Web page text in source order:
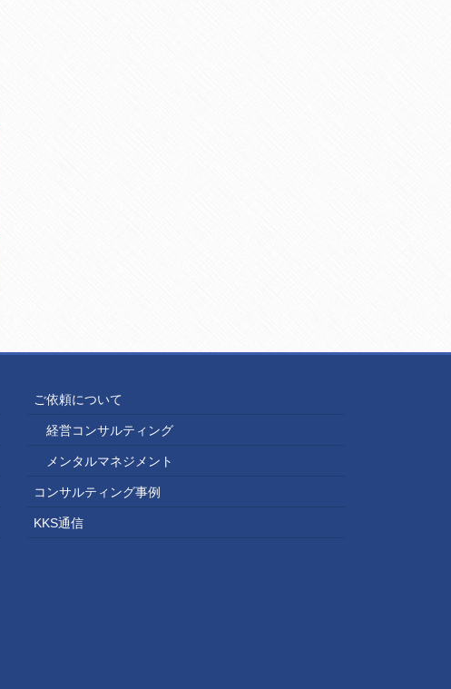
ご依頼について
経営コンサルティング
メンタルマネジメント
コンサルティング事例
KKS通信